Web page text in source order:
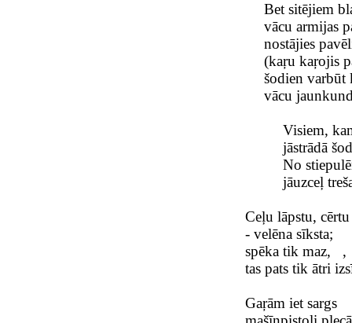
Bet sitējiem
vācu armijas
nostājies
(kaŗu kaŗojis
šodien varbūt
vācu
Visiem,
jāstrādā
No
jāuzceļ
Ceļu lāpstu, cērtu
- velēna sīksta;
spēka tik maz, ,
tas pats tik ātri
Gaŗām iet sargs